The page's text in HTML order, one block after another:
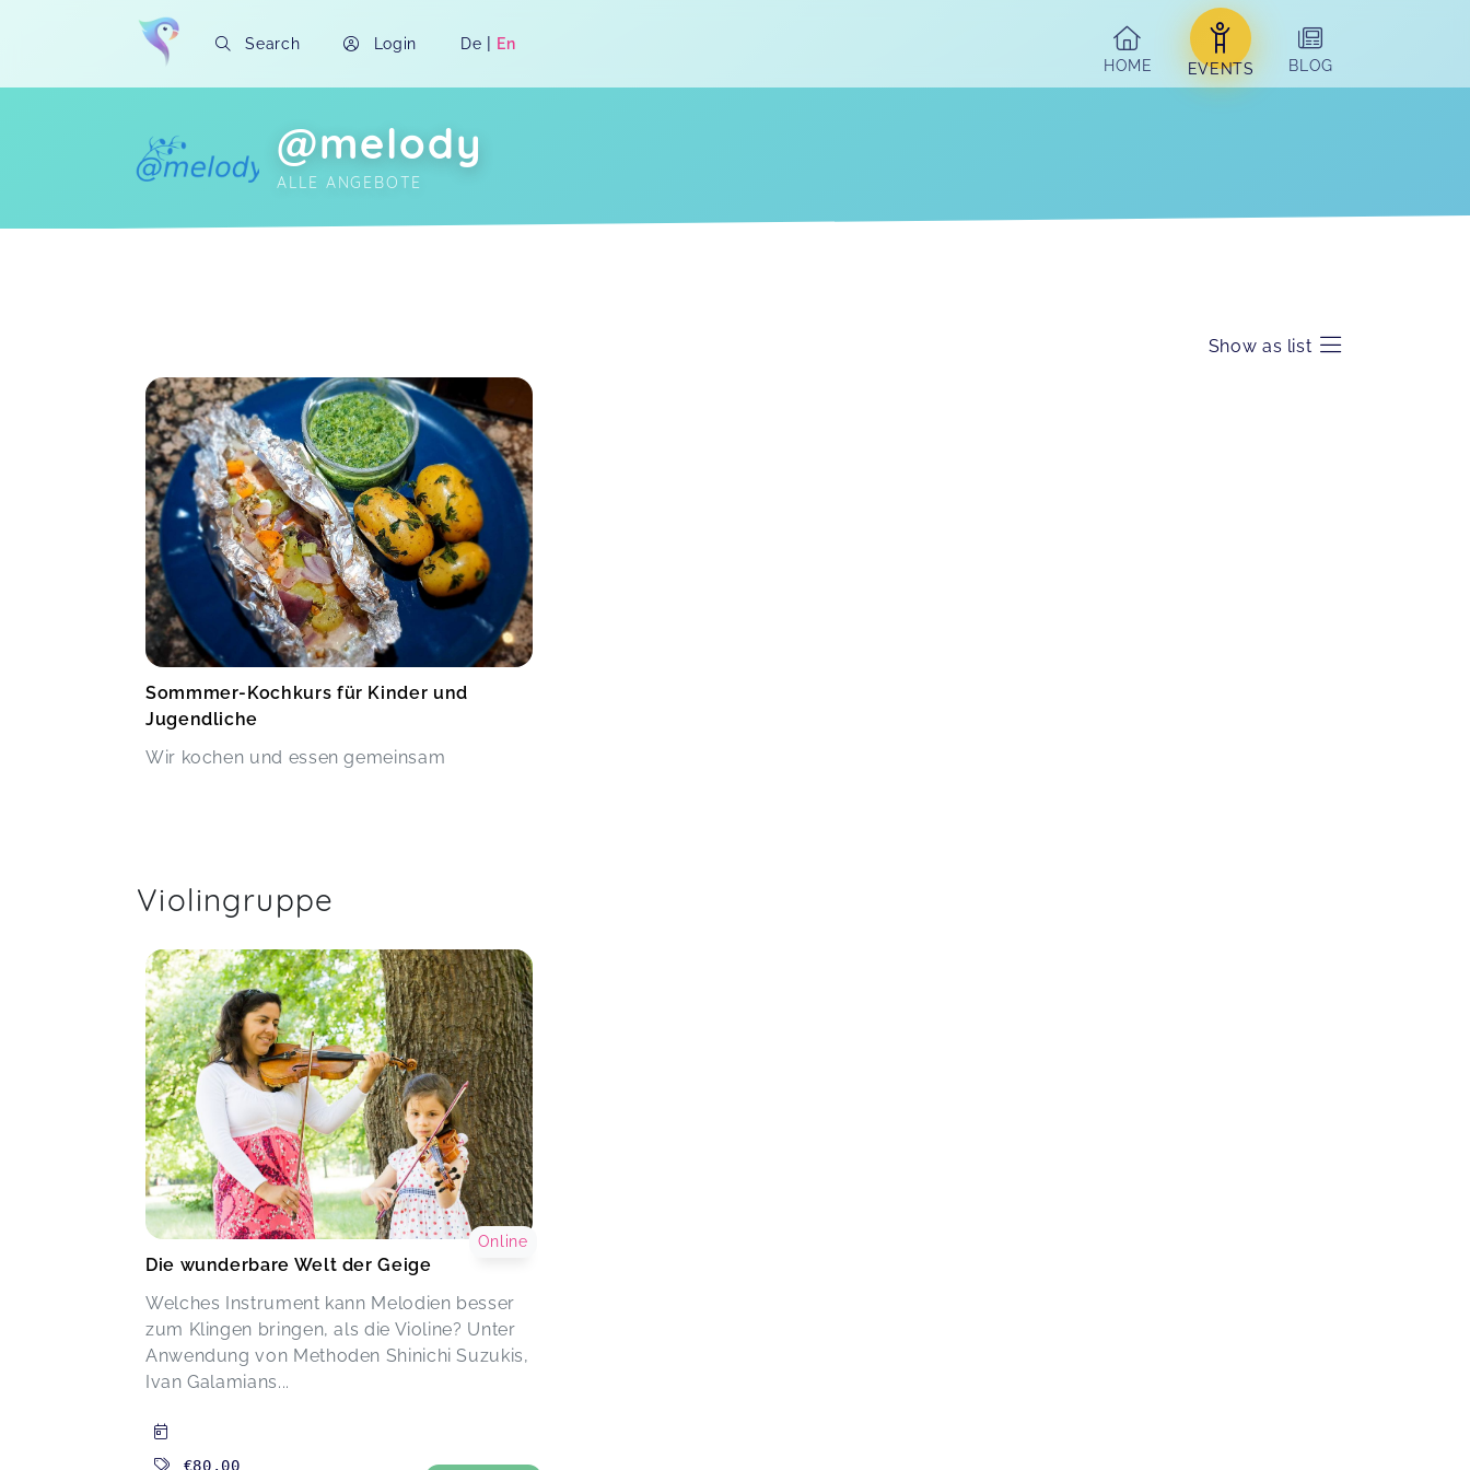
Search Login De | En
HOME
EVENTS BLOG
@melody
ALLE ANGEBOTE
Show as list
Sommmer-Kochkurs für Kinder und
Jugendliche
Wir kochen und essen gemeinsam
Violingruppe
Die wunderbare Welt der Geige
Welches Instrument kann Melodien besser
zum Klingen bringen, als die Violine? Unter
Anwendung von Methoden Shinichi Suzukis,
Ivan Galamians...
Online
€80.00